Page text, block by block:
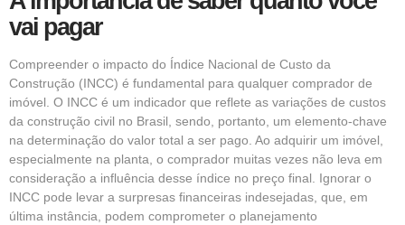
vai pagar
Compreender o impacto do Índice Nacional de Custo da
Construção (INCC) é fundamental para qualquer comprador de
imóvel. O INCC é um indicador que reflete as variações de custos
da construção civil no Brasil, sendo, portanto, um elemento-chave
na determinação do valor total a ser pago. Ao adquirir um imóvel,
especialmente na planta, o comprador muitas vezes não leva em
consideração a influência desse índice no preço final. Ignorar o
INCC pode levar a surpresas financeiras indesejadas, que, em
última instância, podem comprometer o planejamento